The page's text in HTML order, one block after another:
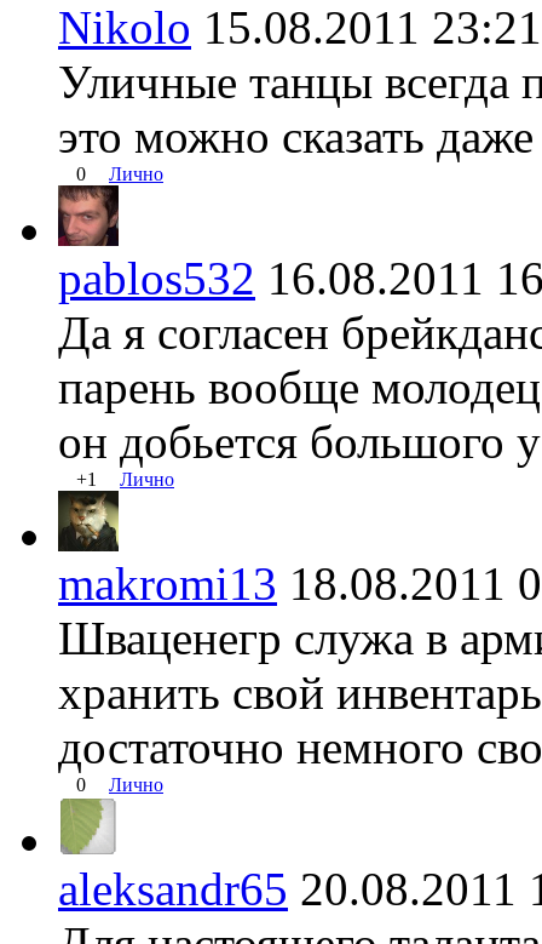
Nikolo 15.08.2011
Уличные танцы всегда
это можно сказать
0 Лично
pablos532 16.08.2011
Да я согласен
парень вообще
он добьется большого
+1 Лично
makromi13
Шваценегр служа в
хранить свой
достаточно немного
0 Лично
aleksandr65